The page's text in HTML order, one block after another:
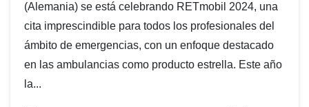
(Alemania) se está celebrando RETmobil 2024, una
cita imprescindible para todos los profesionales del
ámbito de emergencias, con un enfoque destacado
en las ambulancias como producto estrella. Este año
la...